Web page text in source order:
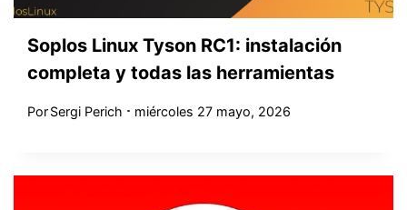
Soplos Linux Tyson RC1: instalación
completa y todas las herramientas
PorSergi Perich miércoles 27 mayo, 2026